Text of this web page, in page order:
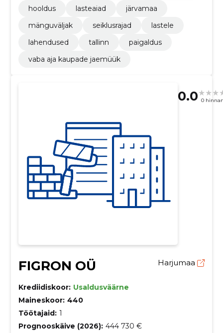
hooldus
lasteaiad
järvamaa
mänguväljak
seiklusrajad
lastele
lahendused
tallinn
paigaldus
vaba aja kaupade jaemüük
0.0 0
FIGRON OÜ Harjumaa
Krediidiskoor: Usaldusväärne
Maineskoor: 440
Töötajaid: 1
Prognooskäive (2026): 444 730 €